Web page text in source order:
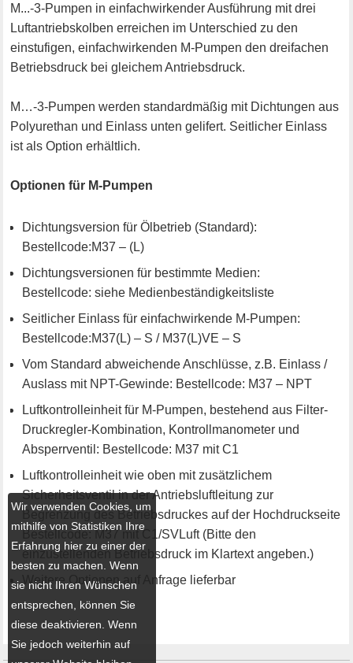
M...-3-Pumpen in einfachwirkender Ausführung mit drei
Luftantriebskolben erreichen im Unterschied zu den
einstufigen, einfachwirkenden M-Pumpen den dreifachen
Betriebsdruck bei gleichem Antriebsdruck.
M…-3-Pumpen werden standardmäßig mit Dichtungen aus
Polyurethan und Einlass unten gelifert. Seitlicher Einlass
ist als Option erhältlich.
Optionen für M-Pumpen
Dichtungsversion für Ölbetrieb (Standard):
Bestellcode:M37 – (L)
Dichtungsversionen für bestimmte Medien:
Bestellcode: siehe Medienbeständigkeitsliste
Seitlicher Einlass für einfachwirkende M-Pumpen:
Bestellcode:M37(L) – S / M37(L)VE – S
Vom Standard abweichende Anschlüsse, z.B. Einlass /
Auslass mit NPT-Gewinde: Bestellcode: M37 – NPT
Luftkontrolleinheit für M-Pumpen, bestehend aus Filter-
Druckregler-Kombination, Kontrollmanometer und
Absperrventil: Bestellcode: M37 mit C1
Luftkontrolleinheit wie oben mit zusätzlichem
Sicherheitsventil in der Antriebsluftleitung zur
Begrenzung des Betriebsdruckes auf der Hochdruckseite
Bestellcode: M37 mit C1/SVLuft (Bitte den
einzustellenden Betriebsdruck im Klartext angeben.)
Weitere Optionen auf Anfrage lieferbar
Wir verwenden Cookies, um
mithilfe von Statistiken Ihre
Erfahrung hier zu einer der
besten zu machen. Wenn
sie nicht Ihren Wünschen
entsprechen, können Sie
diese deaktivieren. Wenn
Sie jedoch weiterhin auf